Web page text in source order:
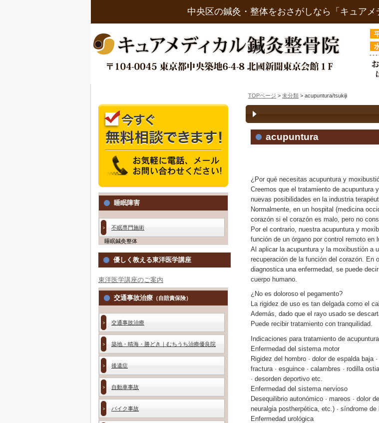
中央区の鍼灸・整体をおさがしなら「キュア
TOPページ > 未分類 > acupuntura/tsukiji
acupuntura
¿Por qué necesitas acupuntura y
Creemos que el tratamiento de acupuntura
nuevas posibilidades en la industria
Normalmente, en un hospital (medicina
corazón si el corazón es malo, pero no
Por el contrario, nuestra acupuntura y
función de un órgano por control remoto en
Al aplicar la acupuntura y la moxibustión a
recuperación de la función del corazón. En
diagnostica una enfermedad, se puede
cuerpo humano.
¿No es doloroso el pegamento?
La rigidez de uso es tan delgada como el
Además, dado que el rayo usado se
Puede recibir tratamiento con tranquilidad.
Indicaciones para tratamiento de
Enfermedad del sistema motor
Rigidez del hombro · dolor de espalda baja
fractura · esguince · calambres · rodilla
· desorden deportivo etc.
Enfermedad del sistema nervioso
Desequilibrio autonómico · mareos · dolor
neuralgia postherpética, etc.) · síndrome de
Enfermedad urológica
睡眠障害
不眠専門施術
睡眠鍼灸整体
優しく教える東洋医学講座
東洋医学講座のご案内
交通事故治療 （自賠責保険）
交通事故治療
築地・晴海・勝どき｜むちうち治療優良院
後遺症
自動車事故
バイク事故